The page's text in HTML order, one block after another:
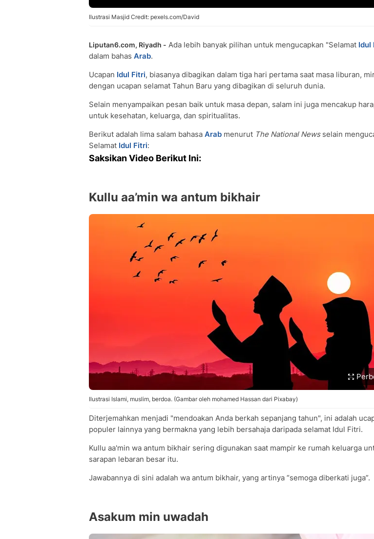
Ilustrasi Masjid Credit: pexels.com/David
Liputan6.com, Riyadh - Ada lebih banyak pilihan untuk mengucapkan "Selamat Idul
dalam bahas Arab.
Ucapan Idul Fitri, biasanya dibagikan dalam tiga hari pertama saat masa liburan,
dengan ucapan selamat Tahun Baru yang dibagikan di seluruh dunia.
Selain menyampaikan pesan baik untuk masa depan, salam ini juga mencakup
untuk kesehatan, keluarga, dan spiritualitas.
Berikut adalah lima salam bahasa Arab menurut The National Newsselain
Selamat Idul Fitri:
Saksikan Video Berikut Ini:
Kullu aa’min wa antum bikhair
Ilustrasi Islami, muslim, berdoa. (Gambar oleh mohamed Hassan dari Pixabay)
Diterjemahkan menjadi "mendoakan Anda berkah sepanjang tahun", ini adalah
populer lainnya yang bermakna yang lebih bersahaja daripada selamat Idul Fitri.
Kullu aa'min wa antum bikhair sering digunakan saat mampir ke rumah keluarga
sarapan lebaran besar itu.
Jawabannya di sini adalah wa antum bikhair, yang artinya “semoga diberkati juga”.
Asakum min uwadah